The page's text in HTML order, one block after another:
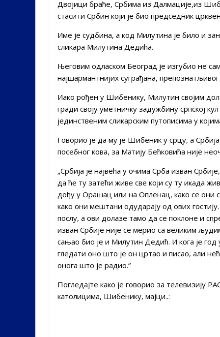
Двојици браће, Србима из Далмације,из
стасити Србин који је био председник
Име је судбина, а код Милутина је било и
сликара Милутина Дедића.
Његовим одласком Београд је изгубио не
најшармантнијих суграђана,
Иако рођен у Шибенику, Милутин својим
гради своју уметничку задужбину српској
јединственим сликарским путописима у
Говорио је да му је Шибеник у срцу, а
посебног кова, за Матију Бећковића није
„Србија је највећа у очима Срба изван
да ће ту затећи живе све који су ту икада
дођу у Орашац или на Опленац, како се они
како они мештани одударају од ових
послу, а ови долазе тамо да се поклоне и
изван Србије није се мерио са великим
сањао био је и Милутин Дедић. И кога је год
гледати оно што је он цртао и писао, али
онога што је радио.“
Погледајте како је говорио за телевизију
католицима, Шибенику, мајци..: